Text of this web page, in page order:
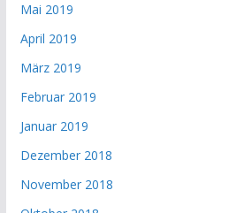
Mai 2019
April 2019
März 2019
Februar 2019
Januar 2019
Dezember 2018
November 2018